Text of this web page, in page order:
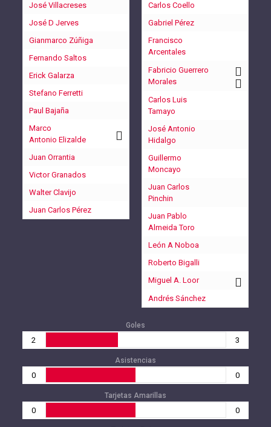
José Villacreses
José D Jerves
Gianmarco Zúñiga
Fernando Saltos
Erick Galarza
Stefano Ferretti
Paul Bajaña
Marco
Antonio Elizalde
Juan Orrantia
Victor Granados
Walter Clavijo
Juan Carlos Pérez
Carlos Coello
Gabriel Pérez
Francisco
Arcentales
Fabricio Guerrero
Morales
Carlos Luis
Tamayo
José Antonio
Hidalgo
Guillermo
Moncayo
Juan Carlos
Pinchin
Juan Pablo
Almeida Toro
León A Noboa
Roberto Bigalli
Miguel A. Loor
Andrés Sánchez
Goles
2 3
Asistencias
0 0
Tarjetas Amarillas
0 0